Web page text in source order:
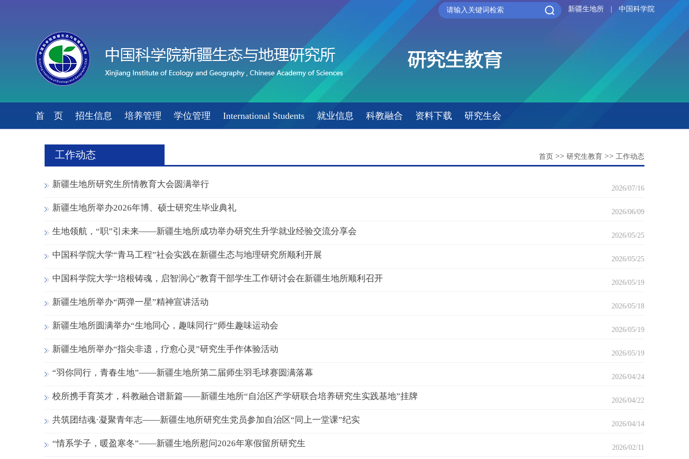
新疆生地所 中国科学院
首 页 招生信息 培养管理 学位管理 International Students 就业信息 科教融合 资料下载 研究生会
工作动态 首页 >> 研究生教育 >> 工作动态
新疆生地所研究生所情教育大会圆满举行 2026/07/16
新疆生地所举办2026年博、硕士研究生毕业典礼 2026/06/09
生地领航，“职”引未来——新疆生地所成功举办研究生升学就业经验交流分享会 2026/05/25
中国科学院大学“青马工程”社会实践在新疆生态与地理研究所顺利开展 2026/05/25
中国科学院大学“培根铸魂，启智润心”教育干部学生工作研讨会在新疆生地所顺利召开 2026/05/19
新疆生地所举办“两弹一星”精神宣讲活动 2026/05/18
新疆生地所圆满举办“生地同心，趣味同行”师生趣味运动会 2026/05/19
新疆生地所举办“指尖非遗，疗愈心灵”研究生手作体验活动 2026/05/19
“羽你同行，青春生地”——新疆生地所第二届师生羽毛球赛圆满落幕 2026/04/24
校所携手育英才，科教融合谱新篇——新疆生地所“自治区产学研联合培养研究生实践基地”挂牌 2026/04/22
共筑团结魂·凝聚青年志——新疆生地所研究生党员参加自治区“同上一堂课”纪实 2026/04/14
“情系学子，暖盈寒冬”——新疆生地所慰问2026年寒假留所研究生 2026/02/11